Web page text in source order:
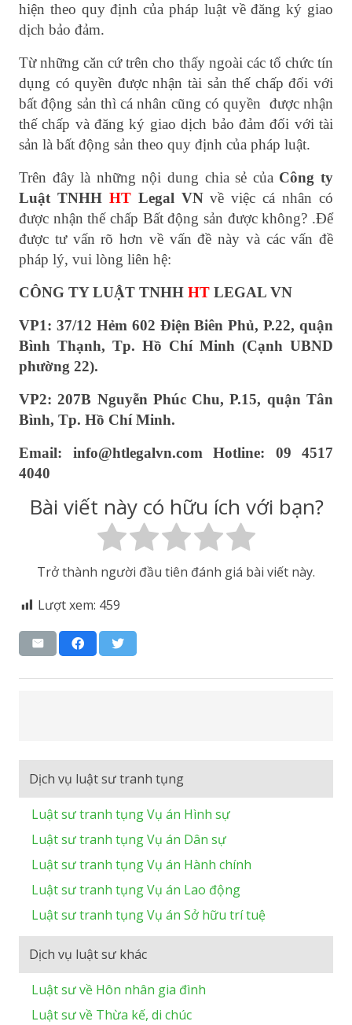
Dịch vụ luật sư tranh tụng
Luật sư tranh tụng Vụ án Hình sự
Luật sư tranh tụng Vụ án Dân sự
Luật sư tranh tụng Vụ án Hành chính
Luật sư tranh tụng Vụ án Lao động
Luật sư tranh tụng Vụ án Sở hữu trí tuệ
Dịch vụ luật sư khác
Luật sư về Hôn nhân gia đình
Luật sư về Thừa kế, di chúc
hiện theo quy định của pháp luật về đăng ký giao
dịch bảo đảm.
Từ những căn cứ trên cho thấy ngoài các tổ chức tín
dụng có quyền được nhận tài sản thế chấp đối với
bất động sản thì cá nhân cũng có quyền được nhận
thế chấp và đăng ký giao dịch bảo đảm đối với tài
sản là bất động sản theo quy định của pháp luật.
Trên đây là những nội dung chia sẻ của Công ty
Luật TNHH HTLegal VNvề việc cá nhân có
được nhận thế chấp Bất động sản được không? .Để
được tư vấn rõ hơn về vấn đề này và các vấn đề
pháp lý, vui lòng liên hệ:
CÔNG TY LUẬT TNHH HT LEGAL VN
VP1: 37/12 Hẻm 602 Điện Biên Phủ, P.22, quận
Bình Thạnh, Tp. Hồ Chí Minh (Cạnh UBND
phường 22).
VP2: 207B Nguyễn Phúc Chu, P.15, quận Tân
Bình, Tp. Hồ Chí Minh.
Email: info@htlegalvn.com Hotline: 09 4517
4040
Bài viết này có hữu ích với bạn?
Trở thành người đầu tiên đánh giá bài viết này.
Lượt xem: 459